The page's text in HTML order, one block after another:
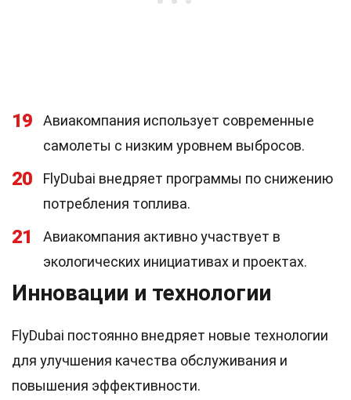
19
Авиакомпания использует современные
самолеты с низким уровнем выбросов.
20
FlyDubai внедряет программы по снижению
потребления топлива.
21
Авиакомпания активно участвует в
экологических инициативах и проектах.
Инновации и технологии
FlyDubai постоянно внедряет новые технологии
для улучшения качества обслуживания и
повышения эффективности.